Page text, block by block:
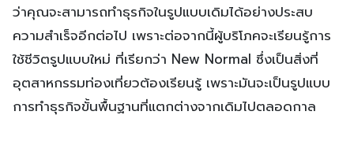
ว่าคุณจะสามารถทำธุรกิจในรูปแบบเดิมได้อย่างประสบ
ความสำเร็จอีกต่อไป เพราะต่อจากนี้ผู้บริโภคจะเรียนรู้การ
ใช้ชีวิตรูปแบบใหม่ ที่เรียกว่า New Normal ซึ่งเป็นสิ่งที่
อุตสาหกรรมท่องเที่ยวต้องเรียนรู้ เพราะมันจะเป็นรูปแบบ
การทำธุรกิจขั้นพื้นฐานที่แตกต่างจากเดิมไปตลอดกาล